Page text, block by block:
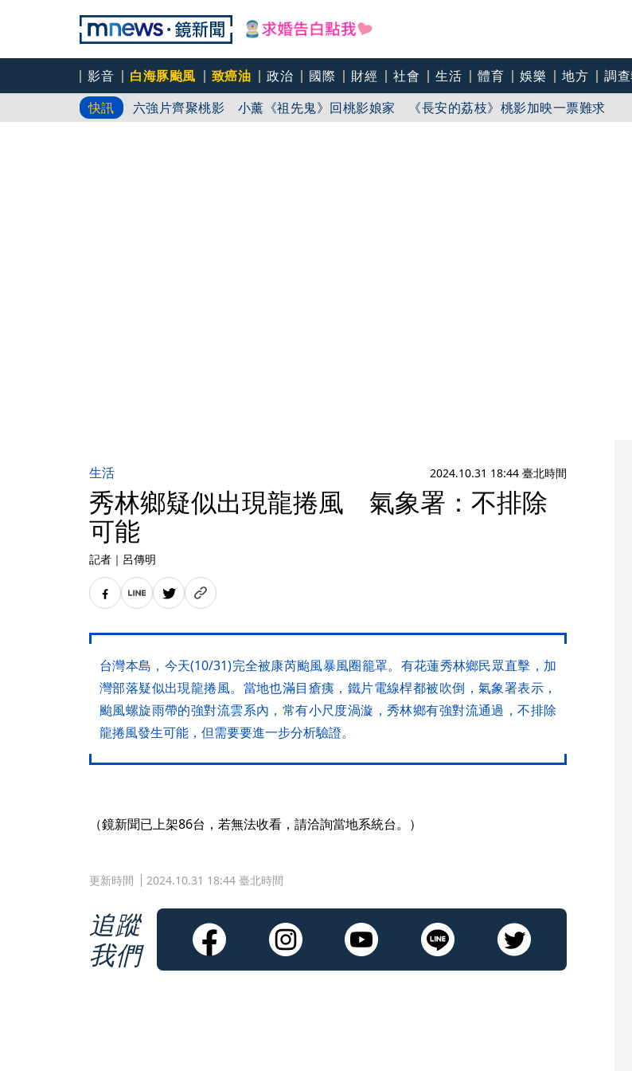
影音 白海豚颱風 致癌油 政治 國際 財經 社會 生活 體育 娛樂 地方 調
快訊
前時力黨魁表態「反對刪公視預算」 盼在野三思：改凍結處理受質疑項目
六強片齊聚桃影 小薰《祖先鬼》回桃影娘家 《長安的荔枝》桃影加映一票難求
生活 2024.10.31 18:44 臺北時間
秀林鄉疑似出現龍捲風 氣象署：不排除
可能
記者 ｜ 呂傳明
台灣本島，今天(10/31)完全被康芮颱風暴風圈籠罩。有花蓮秀林鄉民眾直擊，加
灣部落疑似出現龍捲風。當地也滿目瘡痍，鐵片電線桿都被吹倒，氣象署表示，
颱風螺旋雨帶的強對流雲系內，常有小尺度渦漩，秀林鄉有強對流通過，不排除
龍捲風發生可能，但需要要進一步分析驗證。
（鏡新聞已上架86台，若無法收看，請洽詢當地系統台。）
更新時間 2024.10.31 18:44 臺北時間
追蹤
我們